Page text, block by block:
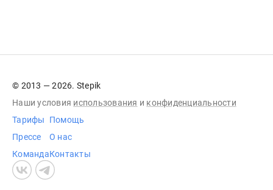
© 2013 — 2026. Stepik
Наши условия использования и конфиденциальности
Тарифы
Прессе
Команда
Помощь
О нас
Контакты